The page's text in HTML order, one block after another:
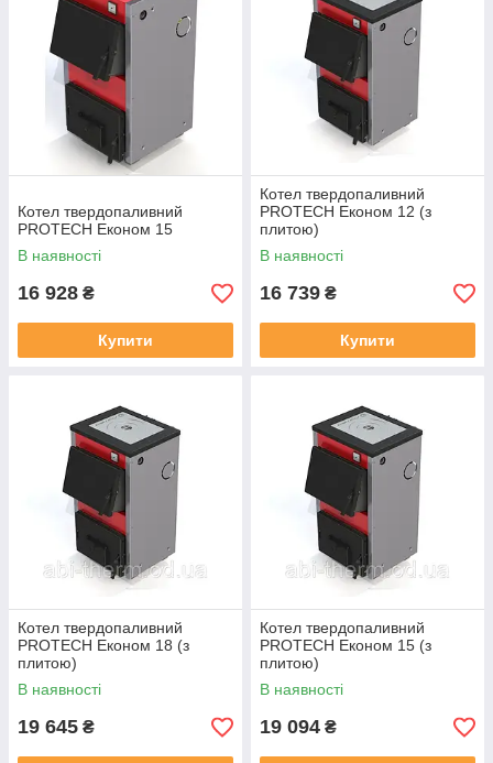
Котел твердопаливний
PROTECH Економ 15
В наявності
16 928 ₴
Купити
Котел твердопаливний
PROTECH Економ 12 (з
плитою)
В наявності
16 739 ₴
Купити
Котел твердопаливний
PROTECH Економ 18 (з
плитою)
В наявності
19 645 ₴
Котел твердопаливний
PROTECH Економ 15 (з
плитою)
В наявності
19 094 ₴